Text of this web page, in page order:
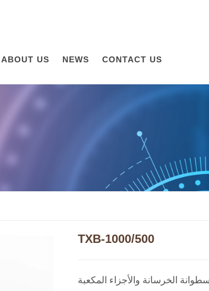
ABOUT US NEWS CONTACT US
TXB-1000/500
الخرسانة والأجزاء المكعبة